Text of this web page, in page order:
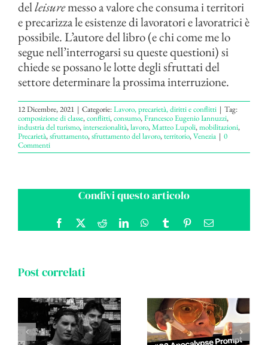
delleisuremesso a valore che consuma i territori
e precarizza le esistenze di lavoratori e lavoratrici è
possibile. L’autore del libro (e chi come me lo
segue nell’interrogarsi su queste questioni) si
chiede se possano le lotte degli sfruttati del
settore determinare la prossima interruzione.
12 Dicembre, 2021 | Categorie:Lavoro, precarietà, diritti e conflitti | Tag:
composizione di classe,conflitti,consumo,Francesco Eugenio Iannuzzi,
industria del turismo,intersezionalità,lavoro,Matteo Lupoli,mobilitazioni,
Precarietà,sfruttamento,sfruttamento del lavoro,territorio,Venezia | 0
Commenti
Condivi questo articolo
Facebook RedditLinkedInWhatsApp
Tumblr PinterestEmail
Post correlati